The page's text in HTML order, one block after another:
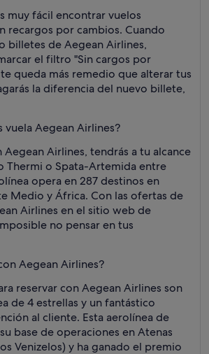
muy fácil encontrar vuelos
recargos por cambios. Cuando
billetes de Aegean Airlines,
el filtro "Sin cargos por
queda más remedio que alterar tus
la diferencia del nuevo billete,
vuela Aegean Airlines?
Aegean Airlines, tendrás a tu alcance
Thermi o Spata-Artemida entre
opera en 287 destinos en
Medio y África. Con las ofertas de
Airlines en el sitio web de
no pensar en tus
Aegean Airlines?
reservar con Aegean Airlines son
de 4 estrellas y un fantástico
al cliente. Esta aerolínea de
base de operaciones en Atenas
Venizelos) y ha ganado el premio